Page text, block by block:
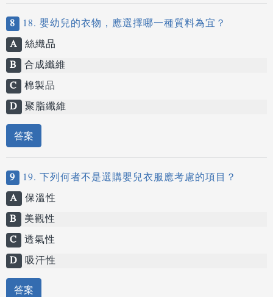
8
18. 嬰幼兒的衣物，應選擇哪一種質料為宜？
A 絲織品
B 合成纖維
C 棉製品
D 聚脂纖維
答案
9
19. 下列何者不是選購嬰兒衣服應考慮的項目？
A 保溫性
B
美觀性
C 透氣性
D 吸汗性
答案